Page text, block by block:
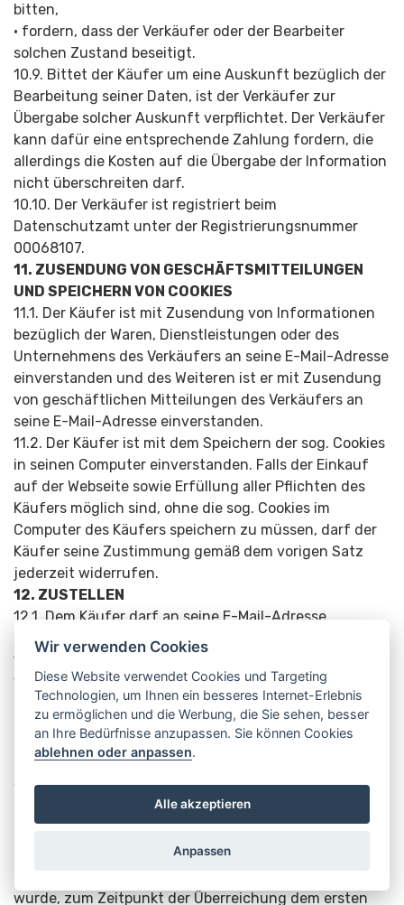
bitten,
• fordern, dass der Verkäufer oder der Bearbeiter
solchen Zustand beseitigt.
10.9. Bittet der Käufer um eine Auskunft bezüglich der
Bearbeitung seiner Daten, ist der Verkäufer zur
Übergabe solcher Auskunft verpflichtet. Der Verkäufer
kann dafür eine entsprechende Zahlung fordern, die
allerdings die Kosten auf die Übergabe der Information
nicht überschreiten darf.
10.10. Der Verkäufer ist registriert beim
Datenschutzamt unter der Registrierungsnum­mer
00068107.
11. ZUSENDUNG VON GESCHÄFTSMITTE­ILUNGEN
UND SPEICHERN VON COOKIES
11.1. Der Käufer ist mit Zusendung von Informationen
bezüglich der Waren, Dienstleistungen oder des
Unternehmens des Verkäufers an seine E-Mail-Adresse
einverstanden und des Weiteren ist er mit Zusendung
von geschäftlichen Mitteilungen des Verkäufers an
seine E-Mail-Adresse einverstanden.
11.2. Der Käufer ist mit dem Speichern der sog. Cookies
in seinen Computer einverstanden. Falls der Einkauf
auf der Webseite sowie Erfüllung aller Pflichten des
Käufers möglich sind, ohne die sog. Cookies im
Computer des Käufers speichern zu müssen, darf der
Käufer seine Zustimmung gemäß dem vorigen Satz
jederzeit widerrufen.
12. ZUSTELLEN
12.1. Dem Käufer darf an seine E-Mail-Adresse
zugestellt werden.
13. SCHLUSSBES­TIMMUNGEN
13.1. Die Gefahr geht zu dem Zeitpunkt auf den Käufer
über, zu dem die Waren übernommen wurden. Das
gleiche gilt, wenn der Käufer die Waren nicht
übernimmt, obwohl der Verkäufer es ihm
Waren dem Verfrachter zum Zwecke des Transports
zum Käufer an den durch den Kaufvertrag bestimmten
über, wenn die Waren an diesem Ort dem Verfrachter
wurde, zum Zeitpunkt der Überreichung dem ersten
Wir verwenden Cookies
Diese Website verwendet Cookies und Targeting
Technologien, um Ihnen ein besseres Internet-Erlebnis
zu ermöglichen und die Werbung, die Sie sehen, besser
an Ihre Bedürfnisse anzupassen. Sie können Cookies
ablehnen oder anpassen.
Alle akzeptieren
Anpassen